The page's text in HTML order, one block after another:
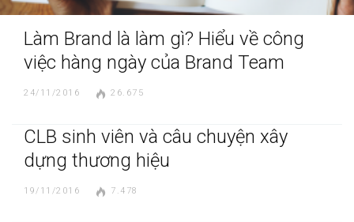
Làm Brand là làm gì? Hiểu về công
việc hàng ngày của Brand Team
24/11/2016 26.675
CLB sinh viên và câu chuyện xây
dựng thương hiệu
19/11/2016 7.478